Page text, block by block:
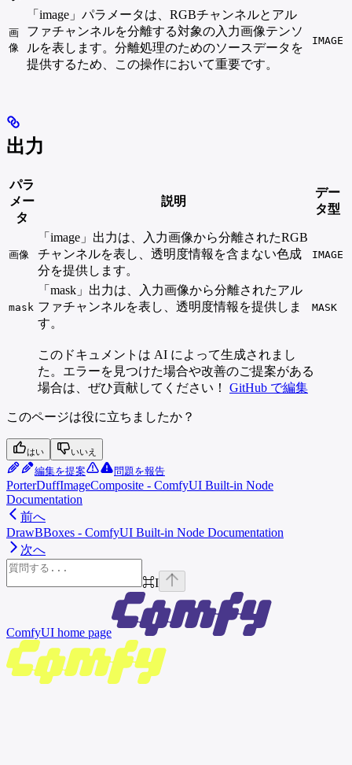
画
像
「image」パラメータは、RGBチャンネルとアル
ファチャンネルを分離する対象の入力画像テンソ
ルを表します。分離処理のためのソースデータを
提供するため、この操作において重要です。
IMAGE
出力
パラ
メー
タ
説明
デー
タ型
画像
「image」出力は、入力画像から分離されたRGB
チャンネルを表し、透明度情報を含まない色成
分を提供します。
IMAGE
mask
「mask」出力は、入力画像から分離されたアル
ファチャンネルを表し、透明度情報を提供しま
す。
MASK
このドキュメントは AI によって生成されまし
た。エラーを見つけた場合や改善のご提案がある
場合は、ぜひ貢献してください！ GitHub で編集
このページは役に立ちましたか？
はい いいえ
編集を提案 問題を報告
PorterDuffImageComposite - ComfyUI Built-in Node
Documentation
前へ
DrawBBoxes - ComfyUI Built-in Node Documentation
次へ
⌘I
ComfyUI home page